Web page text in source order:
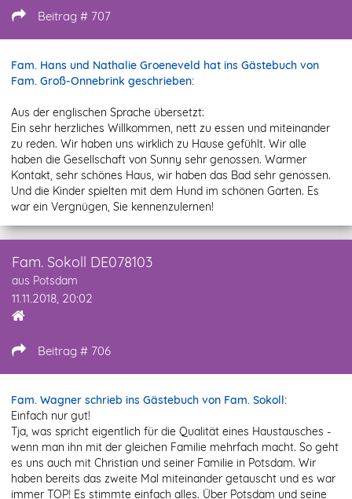
Beitrag # 707
Fam. Hans und Nathalie Groeneveld hat ins Gästebuch von
Fam. Groß-Onnebrink geschrieben:
Aus der englischen Sprache übersetzt:
Ein sehr herzliches Willkommen, nett zu essen und miteinander
zu reden. Wir haben uns wirklich zu Hause gefühlt. Wir alle
haben die Gesellschaft von Sunny sehr genossen. Warmer
Kontakt, sehr schönes Haus, wir haben das Bad sehr genossen.
Und die Kinder spielten mit dem Hund im schönen Garten. Es
war ein Vergnügen, Sie kennenzulernen!
Fam. Sokoll DE078103
aus Potsdam
11.11.2018, 20:02
Beitrag # 706
Fam. Wagner schrieb ins Gästebuch von Fam. Sokoll:
Einfach nur gut!
Tja, was spricht eigentlich für die Qualität eines Haustausches -
wenn man ihn mit der gleichen Familie mehrfach macht. So geht
es uns auch mit Christian und seiner Familie in Potsdam. Wir
haben bereits das zweite Mal miteinander getauscht und es war
immer TOP! Es stimmte einfach alles. Über Potsdam und seine